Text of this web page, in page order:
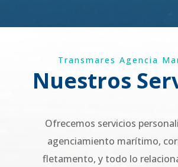
Transmares Agencia
Nuestros
Ofrecemos servicios
agenciamiento marítimo,
fletamento, y todo lo